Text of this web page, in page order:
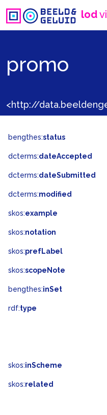
lod
promo
<http://
bengthes:status
dcterms:dateAccepted
dcterms:dateSubmitted
dcterms:modified
skos:example
skos:notation
skos:prefLabel
skos:scopeNote
bengthes:inSet
rdf:type
skos:inScheme
skos:related